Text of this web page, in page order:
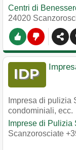
Centri di
24020
Impresa di pulizia
condominiali, ecc.
Imprese di
Scanzorosciate